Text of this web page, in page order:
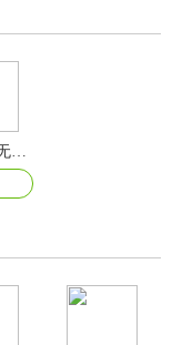
卡车人生无限钞票版最新版